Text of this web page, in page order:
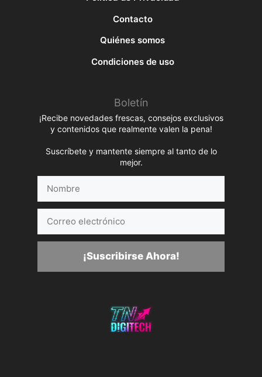
Contacto
Quiénes somos
Condiciones de uso
Boletín
¡Recibe novedades frescas, consejos exclusivos
y contenidos que realmente valen la pena!
Suscríbete y mantente siempre al tanto de lo
mejor.
electrónico
¡Suscribirse Ahora!